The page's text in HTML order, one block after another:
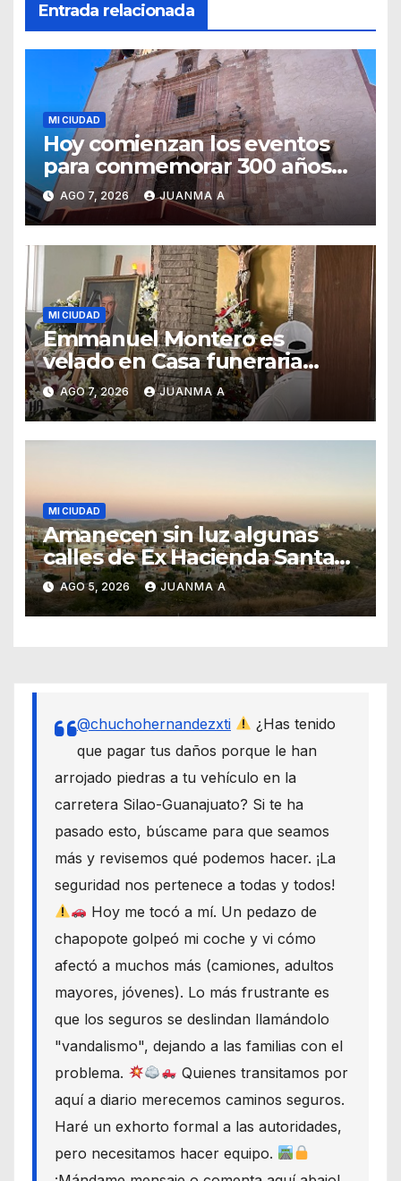
Entrada relacionada
MI CIUDAD
Hoy comienzan los eventos
para conmemorar 300 años
del templo de San Roque
AGO 7, 2026 JUANMA A
MI CIUDAD
Emmanuel Montero es
velado en Casa funeraria
Forasté
AGO 7, 2026 JUANMA A
MI CIUDAD
Amanecen sin luz algunas
calles de Ex Hacienda Santa
Teresa
AGO 5, 2026 JUANMA A
@chuchohernandezxti
¿Has tenido
que pagar tus daños porque le han
arrojado piedras a tu vehículo en la
carretera Silao-Guanajuato? Si te ha
pasado esto, búscame para que seamos
más y revisemos qué podemos hacer. ¡La
seguridad nos pertenece a todas y todos!
Hoy me tocó a mí. Un pedazo de
chapopote golpeó mi coche y vi cómo
afectó a muchos más (camiones, adultos
mayores, jóvenes). Lo más frustrante es
que los seguros se deslindan llamándolo
"vandalismo", dejando a las familias con el
problema.
Quienes transitamos por
aquí a diario merecemos caminos seguros.
Haré un exhorto formal a las autoridades,
pero necesitamos hacer equipo.